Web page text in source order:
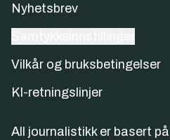
Nyhetsbrev
Vilkår og bruksbetingelser
KI-retningslinjer
All journalistikk er basert på